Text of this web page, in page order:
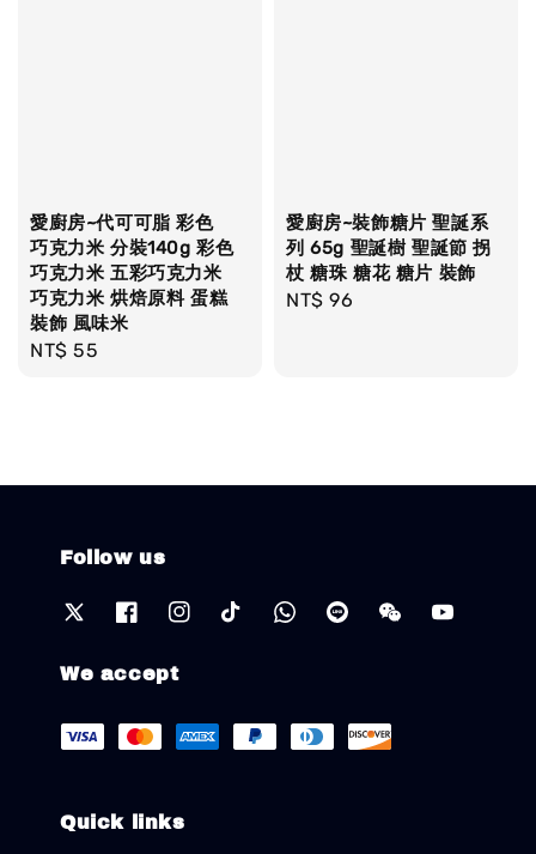
愛廚房~代可可脂 彩色
巧克力米 分裝140g 彩色
巧克力米 五彩巧克力米
巧克力米 烘焙原料 蛋糕
裝飾 風味米
Regular
NT$ 55
愛廚房~裝飾糖片 聖誕系
列 65g 聖誕樹 聖誕節 拐
杖 糖珠 糖花 糖片 裝飾
Regular
NT$ 96
Follow us
We accept
Quick links